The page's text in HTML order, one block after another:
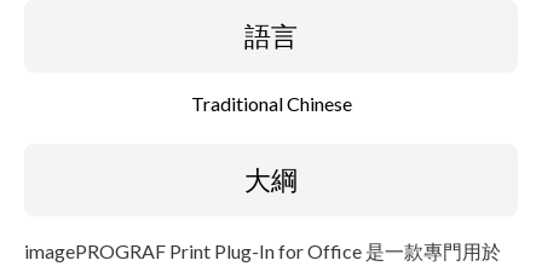
語言
Traditional Chinese
大綱
imagePROGRAF Print Plug-In for Office 是一款專門用於